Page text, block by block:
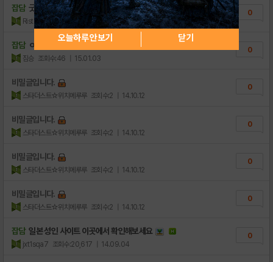
잡담 굿밤요..!!
Ristorante 조회수:113 | 16.09.02
0
잡담 ㅇ
짐승 조회수:46 | 15.01.03
0
비밀글입니다.
스타더스트☆위치메루루 조회수:2 | 14.10.12
0
비밀글입니다.
스타더스트☆위치메루루 조회수:2 | 14.10.12
0
비밀글입니다.
스타더스트☆위치메루루 조회수:2 | 14.10.12
0
비밀글입니다.
스타더스트☆위치메루루 조회수:2 | 14.10.12
0
잡담 일본 성인 사이트 이곳에서 확인해보세요
jxt1sqa7 조회수:20,617 | 14.09.04
0
오늘하루 안보기 닫기